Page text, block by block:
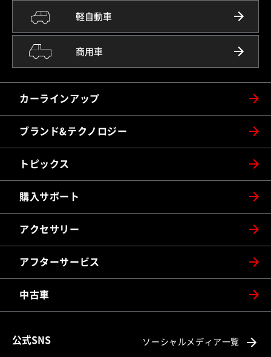
カーラインアップ
軽自動車
商用車
ブランド&テクノロジー
トピックス
購入サポート
アクセサリー
アフターサービス
中古車
公式SNS ソーシャルメディア一覧